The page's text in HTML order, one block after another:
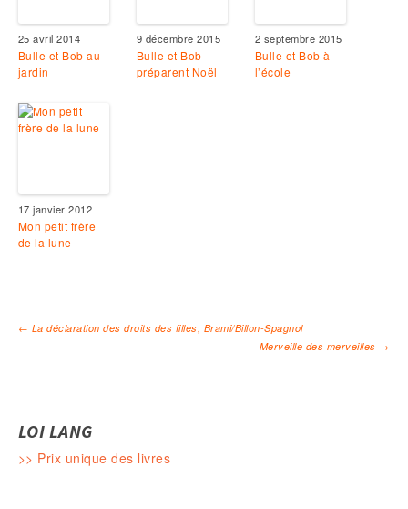
25 avril 2014
Bulle et Bob au
jardin
9 décembre 2015
Bulle et Bob
préparent Noël
2 septembre 2015
Bulle et Bob à
l’école
17 janvier 2012
Mon petit frère
de la lune
← La déclaration des droits des filles, Brami/Billon-Spagnol
Merveille des merveilles →
LOI LANG
>> Prix unique des livres